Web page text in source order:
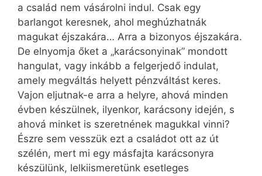
a család nem vásárolni indul. Csak egy
barlangot keresnek, ahol meghúzhatnák
magukat éjszakára… Arra a bizonyos éjszakára.
De elnyomja őket a „karácsonyinak” mondott
hangulat, vagy inkább a felgerjedő indulat,
amely megváltás helyett pénzváltást keres.
Vajon eljutnak-e arra a helyre, ahová minden
évben készülnek, ilyenkor, karácsony idején, s
ahová minket is szeretnének magukkal vinni?
Észre sem vesszük ezt a családot ott az út
szélén, mert mi egy másfajta karácsonyra
készülünk, lelkiismeretünk esetleges